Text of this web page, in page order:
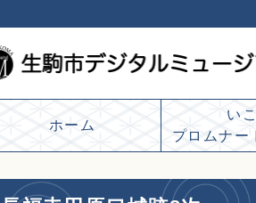
ホーム
い
プロムナー